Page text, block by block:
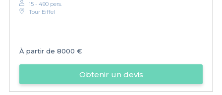
15 - 490 pers.
Tour Eiffel
À partir de 8000 €
Obtenir un devis